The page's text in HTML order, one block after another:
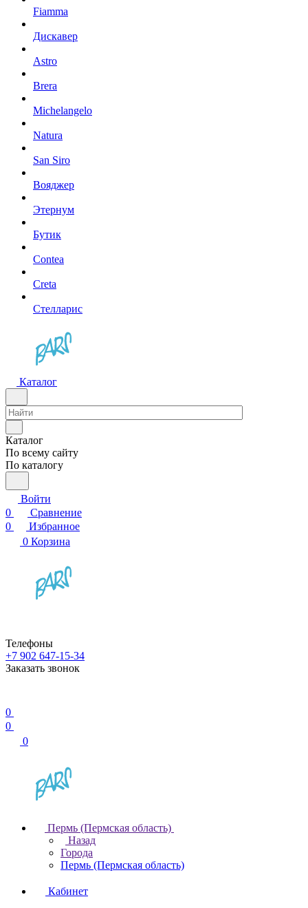
Fiamma
Дискавер
Astro
Brera
Michelangelo
Natura
San Siro
Вояджер
Этернум
Бутик
Contea
Creta
Стелларис
Каталог
Каталог
По всему сайту
По каталогу
Войти
0
Сравнение
0
Избранное
0 Корзина
Телефоны
+7 902 647-15-34
Заказать звонок
0
0
0
Пермь (Пермская область)
Назад
Города
Пермь (Пермская область)
Кабинет